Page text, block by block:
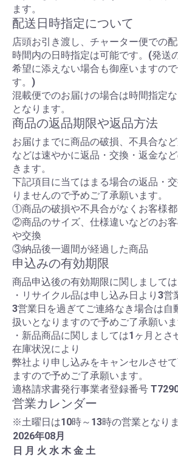
ます。
配送日時指定について
店頭お引き渡し、チャーター便での
時間内の日時指定は可能です。(発送
希望に添えない場合も御座いますの
す。)
混載便でのお届けの場合は時間指定
となります。
商品の返品期限や返品方法
お届けまでに商品の破損、不具合な
などは速やかに返品・交換・返金な
きます。
下記項目に当てはまる場合の返品・
りませんので予めご了承願います。
①商品の破損や不具合がなくお客様
②商品のサイズ、仕様違いなどのお
や交換
③納品後一週間が経過した商品
申込みの有効期限
商品申込後の有効期限に関しましては
・リサイクル品は申し込み日より3営
3営業日を過ぎてご連絡なき場合は自
扱いとなりますので予めご了承願いま
・新品商品に関しましては1ヶ月とさ
在庫状況により
弊社より申し込みをキャンセルさせ
ますので予めご了承願います。
適格請求書発行事業者登録番号
営業カレンダー
※土曜日は10時～13時の営業となりま
2026年08月
日 月 火 水 木 金 土